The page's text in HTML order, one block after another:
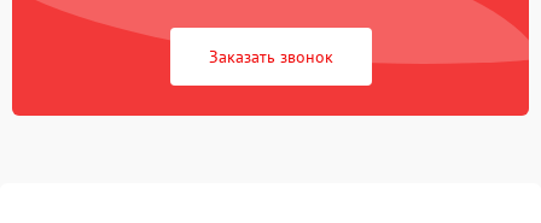
Заказать звонок